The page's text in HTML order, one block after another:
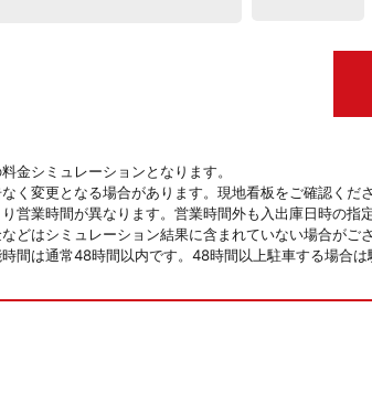
金シミュレーションとなります。
く変更となる場合があります。現地看板をご確認くださ
営業時間が異なります。営業時間外も入出庫日時の
どはシミュレーション結果に含まれていない場合がござ
間は通常48時間以内です。48時間以上駐車する場合は